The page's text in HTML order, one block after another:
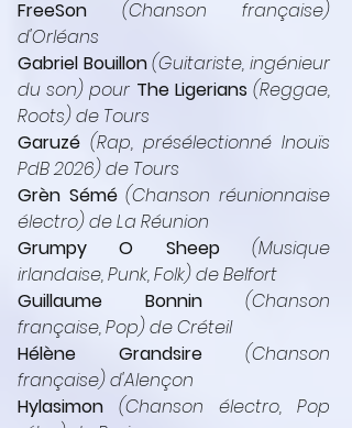
FreeSon
(Chanson française)
d'Orléans
Gabriel Bouillon (Guitariste, ingénieur
du son) pour The Ligerians (Reggae,
Roots) de Tours
Garuzé (Rap, présélectionné Inouïs
PdB 2026) de Tours
Grèn Sémé (Chanson réunionnaise
électro) de La Réunion
Grumpy O Sheep
(Musique
irlandaise, Punk, Folk) de Belfort
Guillaume Bonnin (Chanson
française, Pop) de Créteil
Hélène Grandsire (Chanson
française) d'Alençon
Hylasimon (Chanson électro, Pop